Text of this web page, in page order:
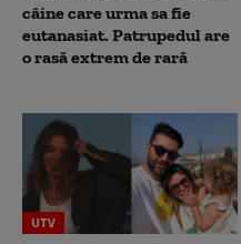
câine care urma sa fie
eutanasiat. Patrupedul are
o rasă extrem de rară
UTV